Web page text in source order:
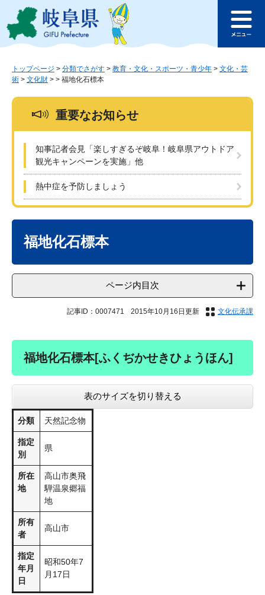
ジ
ュ
このページの本文へ
ュ
トップページ > 分類でさがす > 教育・文化・スポーツ・青少年 > 文化・芸
術 > 文化財 > > 福地化石標本
重要なお知らせ
知事記者会見「楽しすぎるぞ岐阜！岐阜県アウトドア
観光キャンペーンを実施」他
熱中症を予防しましょう
福地化石標本
ページ内目次
記事ID：0007471 2015年10月16日更新 文化伝承課
福地化石標本[ふくぢかせきひょうほん]
表のサイズを切り替える
分類 天然記念物
指定
別
県
所在
地
高山市奥飛
騨温泉郷福
地
所有
者
高山市
指定
年月
日
昭和50年7
月17日